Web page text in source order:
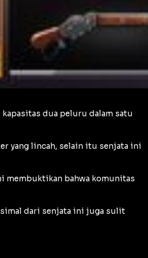
dua peluru dalam satu
yang lincah, selain itu senjata ini
membuktikan bahwa komunitas
dari senjata ini juga sulit